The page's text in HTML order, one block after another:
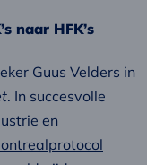
naar HFK’s
Guus Velders in
. In succesvolle
en